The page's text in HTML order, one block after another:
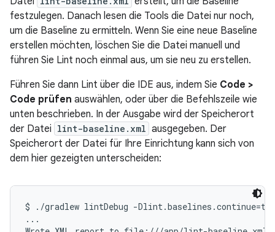
festzulegen. Danach lesen die Tools die Datei nur noch,
um die Baseline zu ermitteln. Wenn Sie eine neue Baseline
erstellen möchten, löschen Sie die Datei manuell und
führen Sie Lint noch einmal aus, um sie neu zu erstellen.
Führen Sie dann Lint über die IDE aus, indem Sie Code >
Code prüfen auswählen, oder über die Befehlszeile wie
unten beschrieben. In der Ausgabe wird der Speicherort
der Datei lint-baseline.xml ausgegeben. Der
Speicherort der Datei für Ihre Einrichtung kann sich von
dem hier gezeigten unterscheiden:
$ ./gradlew lintDebug -
...